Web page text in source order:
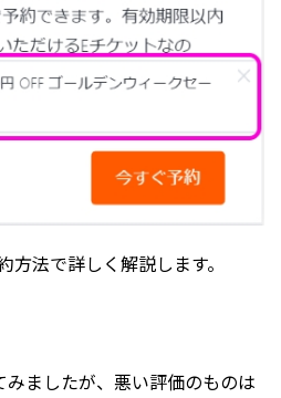
法で詳しく解説します。
ましたが、悪い評価のものは